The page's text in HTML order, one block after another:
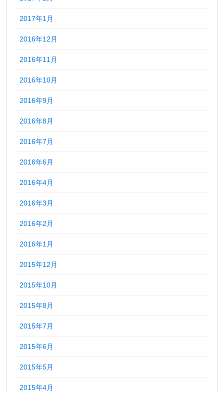
2017年1月
2016年12月
2016年11月
2016年10月
2016年9月
2016年8月
2016年7月
2016年6月
2016年4月
2016年3月
2016年2月
2016年1月
2015年12月
2015年10月
2015年8月
2015年7月
2015年6月
2015年5月
2015年4月